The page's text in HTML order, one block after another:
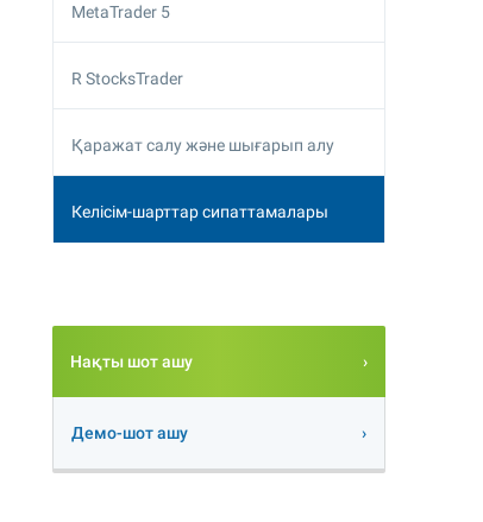
MetaTrader 5
R StocksTrader
Қаражат салу және шығарып алу
Келісім-шарттар сипаттамалары
Нақты шот ашу
Демо-шот ашу